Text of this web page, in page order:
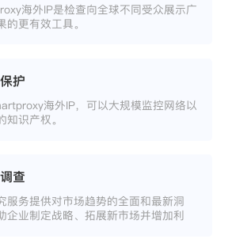
海外IP是检查向全球不同受众展示广
的更有效工具。
护
海外IP，可以大规模监控网络以
知识产权。
查
服务提供对市场趋势的全面和最新洞
企业制定战略、拓展新市场并增加利